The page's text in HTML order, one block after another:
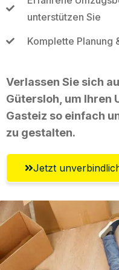
unterstützen Sie
Komplette Planung
Verlassen Sie sich
Gütersloh, um Ihren
Gasteiz so einfach
zu gestalten.
Jetzt